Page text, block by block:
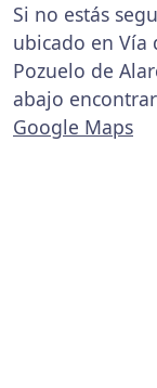
Si no estás
ubicado en Vía
Pozuelo de
abajo
Google Maps